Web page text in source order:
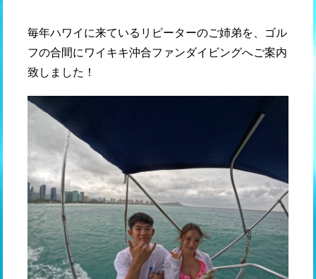
毎年ハワイに来ているリピーターのご姉弟を、ゴル
フの合間にワイキキ沖合ファンダイビングへご案内
致しました！